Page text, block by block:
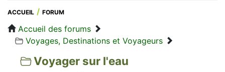
ACCUEIL FORUM
Accueil des forums
Voyages, Destinations et Voyageurs
Voyager sur l'eau